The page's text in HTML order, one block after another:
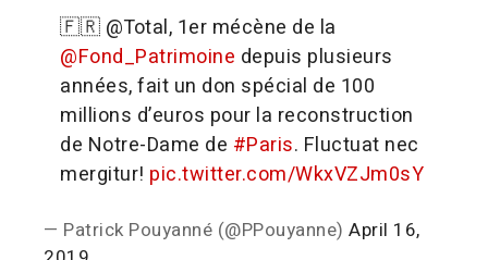
🇫🇷 @Total, 1er mécène de la
@Fond_Patrimoine depuis plusieurs
années, fait un don spécial de 100
millions d’euros pour la reconstruction
de Notre-Dame de #Paris. Fluctuat nec
mergitur! pic.twitter.com/WkxVZJm0sY
— Patrick Pouyanné (@PPouyanne) April 16,